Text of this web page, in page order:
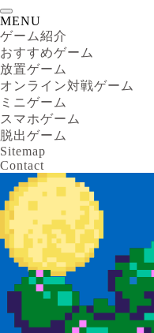
MENU
ゲーム紹介
おすすめゲーム
放置ゲーム
オンライン対戦ゲーム
ミニゲーム
スマホゲーム
脱出ゲーム
Sitemap
Contact